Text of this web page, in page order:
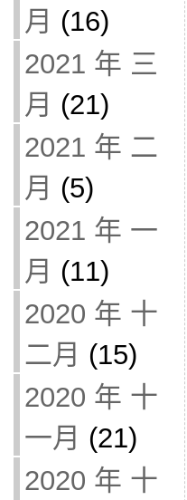
月 (16)
2021 年 三
月 (21)
2021 年 二
月 (5)
2021 年 一
月 (11)
2020 年 十
二月 (15)
2020 年 十
一月 (21)
2020 年 十